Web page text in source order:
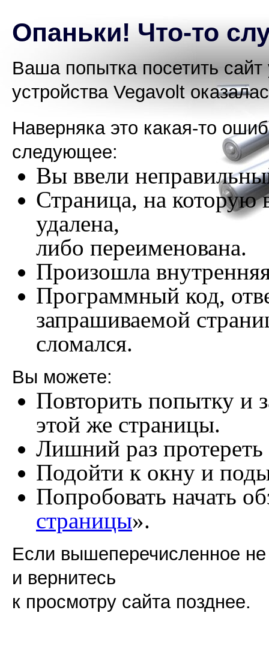
Опаньки! Что-то
Ваша попытка посетить сайт
устройства Vegavolt
Наверняка это какая-то
следующее:
Вы ввели
Страница, на которую
удалена,
либо переименована.
Произошла
Программный код,
запрашиваемой
сломался.
Вы можете:
Повторить попытку и
этой же страницы.
Лишний раз
Подойти к окну и
Попробовать начать
страницы».
Если вышеперечисленное не
и вернитесь
к просмотру сайта позднее.